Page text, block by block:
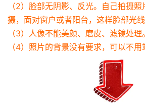
（2）脸部无阴影、反光。自己拍摄
摄，面对窗户或者阳台，这样脸部光线
（3）人像不能美颜、磨皮、滤镜处理。
（4）照片的背景没有要求，可以不用